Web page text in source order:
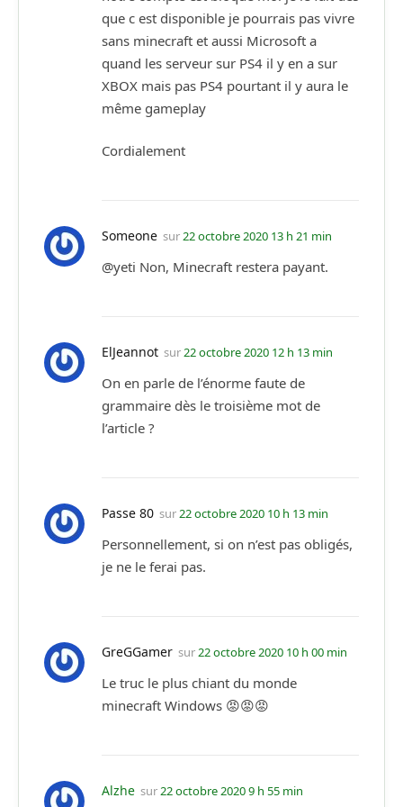
que c est disponible je pourrais pas vivre
sans minecraft et aussi Microsoft a
quand les serveur sur PS4 il y en a sur
XBOX mais pas PS4 pourtant il y aura le
même gameplay
Cordialement
Someone sur22 octobre 2020 13 h 21 min
@yeti Non, Minecraft restera payant.
ElJeannot sur22 octobre 2020 12 h 13 min
On en parle de l’énorme faute de
grammaire dès le troisième mot de
l’article ?
Passe 80 sur22 octobre 2020 10 h 13 min
Personnellement, si on n’est pas obligés,
je ne le ferai pas.
GreGGamer sur22 octobre 2020 10 h 00 min
Le truc le plus chiant du monde
minecraft Windows 😡😡😡
Alzhe sur22 octobre 2020 9 h 55 min